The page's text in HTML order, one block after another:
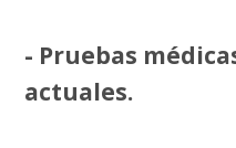
- Pruebas
actuales.